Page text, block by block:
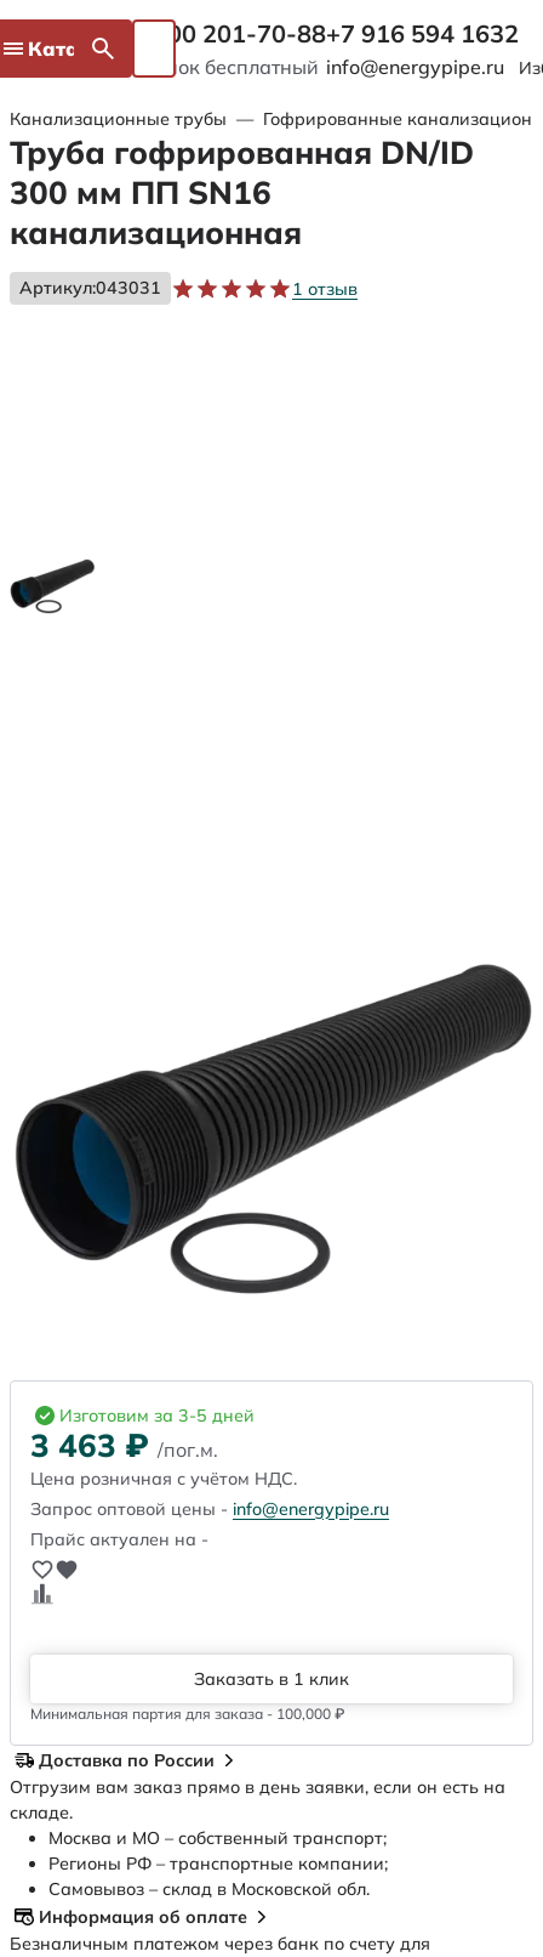
Каталог 8 800 201-70-88
Звонок бесплатный
+7 916 594 1632
info@energypipe.ru
Канализационные трубы — Гофрированные
Труба гофрированная DN/ID
300 мм ПП SN16
канализационная
Артикул:043031 1 отзыв
Изготовим за 3-5 дней
3 463 ₽ /пог.м.
Цена розничная с учётом НДС.
Запрос оптовой цены - info@energypipe.ru
Прайс актуален на -
Заказать в 1 клик
Минимальная партия для заказа - 100,000 ₽
Доставка по России
Отгрузим вам заказ прямо в день заявки, если он есть на
складе.
Москва и МО – собственный транспорт;
Регионы РФ – транспортные компании;
Самовывоз – склад в Московской обл.
Информация об оплате
Безналичным платежом через банк по счету для